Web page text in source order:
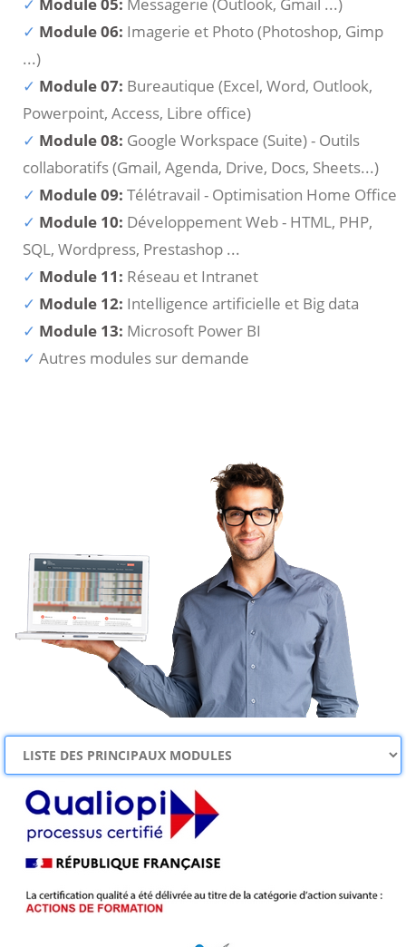
Module 06: Imagerie et Photo (Photoshop, Gimp
...)
Module 07: Bureautique (Excel, Word, Outlook,
Powerpoint, Access, Libre office)
Module 08: Google Workspace (Suite) - Outils
collaboratifs (Gmail, Agenda, Drive, Docs, Sheets...)
Module 09: Télétravail - Optimisation Home Office
Module 10: Développement Web - HTML, PHP,
SQL, Wordpress, Prestashop ...
Module 11: Réseau et Intranet
Module 12: Intelligence artificielle et Big data
Module 13: Microsoft Power BI
Autres modules sur demande